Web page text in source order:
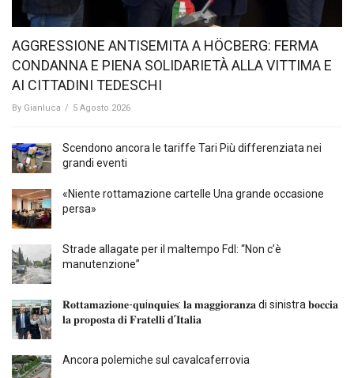
AGGRESSIONE ANTISEMITA A HÖCBERG: FERMA
CONDANNA E PIENA SOLIDARIETÀ ALLA VITTIMA E
AI CITTADINI TEDESCHI
By Gianluca / 5 Agosto 2026
Scendono ancora le tariffe Tari Più differenziata nei
grandi eventi
«Niente rottamazione cartelle Una grande occasione
persa»
Strade allagate per il maltempo FdI: “Non c’è
manutenzione”
𝐑𝐨𝐭𝐭𝐚𝐦𝐚𝐳𝐢𝐨𝐧𝐞-𝐪𝐮i𝐧𝐪𝐮𝐢𝐞𝐬: 𝐥𝐚 𝐦𝐚𝐠𝐠𝐢𝐨𝐫𝐚𝐧𝐳𝐚 di sinistra 𝐛𝐨𝐜𝐜𝐢𝐚
𝐥𝐚 𝐩𝐫𝐨𝐩𝐨𝐬𝐭𝐚 𝐝𝐢 𝐅𝐫𝐚𝐭𝐞𝐥𝐥𝐢 𝐝’𝐈𝐭𝐚𝐥𝐢𝐚
Ancora polemiche sul cavalcaferrovia